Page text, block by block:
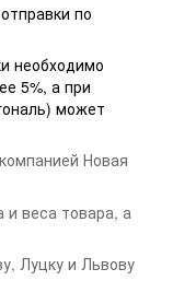
по
необходимо
5%, а при
может
Новая
веса товара, а
Луцку и Львову